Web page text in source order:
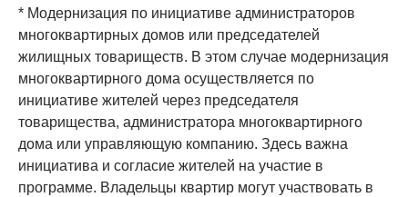
* Модернизация по инициативе администраторов
многоквартирных домов или председателей
жилищных товариществ. В этом случае модернизация
многоквартирного дома осуществляется по
инициативе жителей через председателя
товарищества, администратора многоквартирного
дома или управляющую компанию. Здесь важна
инициатива и согласие жителей на участие в
программе. Владельцы квартир могут участвовать в